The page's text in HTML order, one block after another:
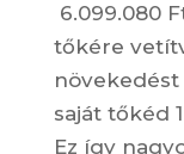
6.099.080
tőkére
növekedést
saját tőkéd
Ez így